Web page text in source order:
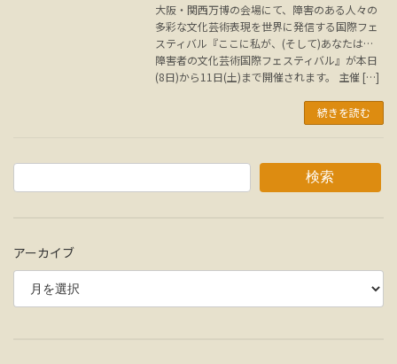
大阪・関西万博の会場にて、障害のある人々の
多彩な文化芸術表現を世界に発信する国際フェ
スティバル『ここに私が、(そして)あなたは…
障害者の文化芸術国際フェスティバル』が本日
(8日)から11日(土)まで開催されます。 主催 […]
続きを読む
検索
アーカイブ